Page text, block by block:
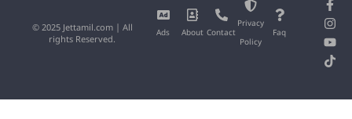
Ads About Contact
Privacy
Policy
Faq
© 2025 Jettamil.com | All
rights Reserved.